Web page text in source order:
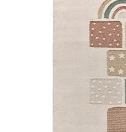
Patarimai